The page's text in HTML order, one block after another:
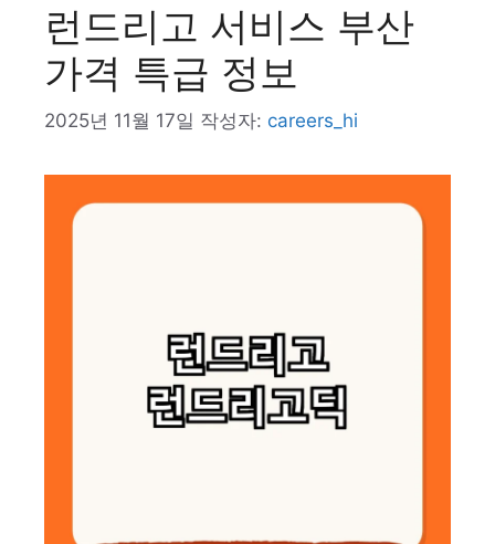
런드리고 서비스 부산
가격 특급 정보
2025년 11월 17일 작성자: careers_hi